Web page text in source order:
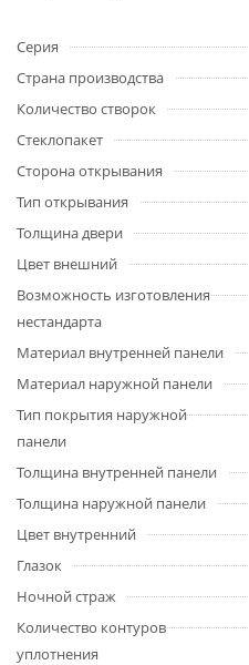
Серия
Страна производства
Количество створок
Стеклопакет
Сторона открывания
Тип открывания
Толщина двери
Цвет внешний
Возможность изготовления
нестандарта
Материал внутренней панели
Материал наружной панели
Тип покрытия наружной
панели
Толщина внутренней панели
Толщина наружной панели
Цвет внутренний
Глазок
Ночной страж
Количество контуров
уплотнения